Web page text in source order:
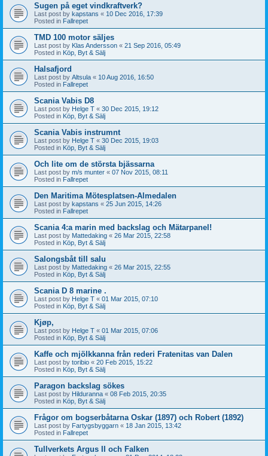
Sugen på eget vindkraftverk?
Last post by kapstans « 10 Dec 2016, 17:39
Posted in Fallrepet
TMD 100 motor säljes
Last post by Klas Andersson « 21 Sep 2016, 05:49
Posted in Köp, Byt & Sälj
Halsafjord
Last post by Altsula « 10 Aug 2016, 16:50
Posted in Fallrepet
Scania Vabis D8
Last post by Helge T « 30 Dec 2015, 19:12
Posted in Köp, Byt & Sälj
Scania Vabis instrumnt
Last post by Helge T « 30 Dec 2015, 19:03
Posted in Köp, Byt & Sälj
Och lite om de största bjässarna
Last post by m/s munter « 07 Nov 2015, 08:11
Posted in Fallrepet
Den Maritima Mötesplatsen-Almedalen
Last post by kapstans « 25 Jun 2015, 14:26
Posted in Fallrepet
Scania 4:a marin med backslag och Mätarpanel!
Last post by Mattedaking « 26 Mar 2015, 22:58
Posted in Köp, Byt & Sälj
Salongsbåt till salu
Last post by Mattedaking « 26 Mar 2015, 22:55
Posted in Köp, Byt & Sälj
Scania D 8 marine .
Last post by Helge T « 01 Mar 2015, 07:10
Posted in Köp, Byt & Sälj
Kjøp,
Last post by Helge T « 01 Mar 2015, 07:06
Posted in Köp, Byt & Sälj
Kaffe och mjölkkanna från rederi Fratenitas van Dalen
Last post by toribio « 20 Feb 2015, 15:22
Posted in Köp, Byt & Sälj
Paragon backslag sökes
Last post by Hilduranna « 08 Feb 2015, 20:35
Posted in Köp, Byt & Sälj
Frågor om bogserbåtarna Oskar (1897) och Robert (1892)
Last post by Fartygsbyggarn « 18 Jan 2015, 13:42
Posted in Fallrepet
Tullverkets Argus II och Falken